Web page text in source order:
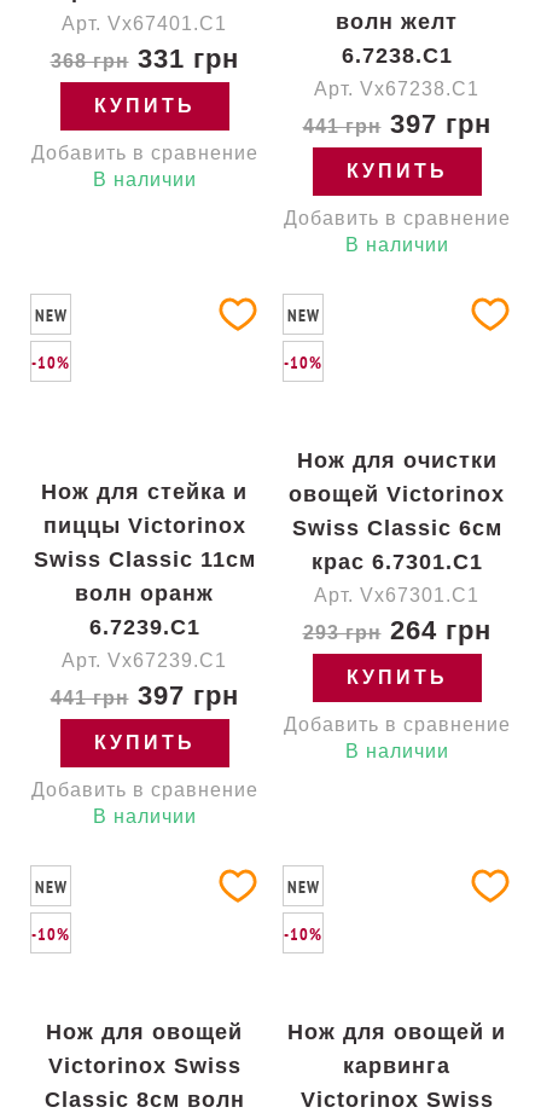
Арт. Vx67401.C1
368 грн331 грн
КУПИТЬ
Добавить в сравнение
В наличии
волн желт
6.7238.C1
Арт. Vx67238.C1
441 грн397 грн
КУПИТЬ
Добавить в сравнение
В наличии
NEW
-10%
Нож для стейка и
пиццы Victorinox
Swiss Classic 11см
волн оранж
6.7239.C1
Арт. Vx67239.C1
441 грн397 грн
КУПИТЬ
Добавить в сравнение
В наличии
NEW
-10%
Нож для очистки
овощей Victorinox
Swiss Classic 6см
крас 6.7301.C1
Арт. Vx67301.C1
293 грн264 грн
КУПИТЬ
Добавить в сравнение
В наличии
NEW
-10%
Нож для овощей
Victorinox Swiss
Classic 8см волн
NEW
-10%
Нож для овощей и
карвинга
Victorinox Swiss